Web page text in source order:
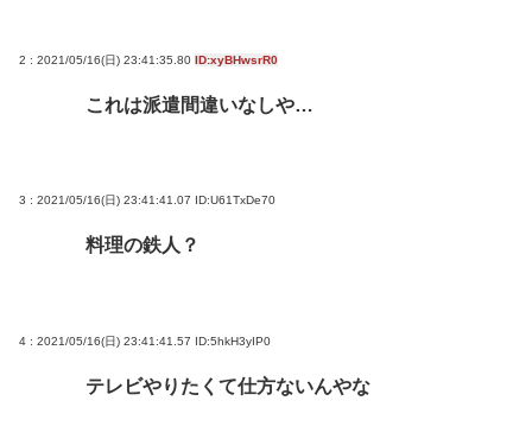
2 : 2021/05/16(日) 23:41:35.80 ID:xyBHwsrR0
これは派遣間違いなしや…
3 : 2021/05/16(日) 23:41:41.07 ID:U61TxDe70
料理の鉄人？
4 : 2021/05/16(日) 23:41:41.57 ID:5hkH3yIP0
テレビやりたくて仕方ないんやな